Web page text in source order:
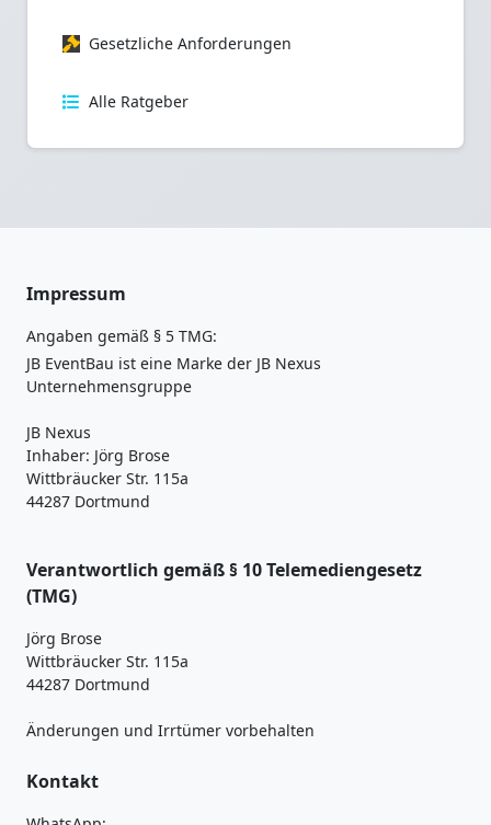
Gesetzliche Anforderungen
Alle Ratgeber
Impressum
Angaben gemäß § 5 TMG:
JB EventBau ist eine Marke der JB Nexus
Unternehmensgruppe
JB Nexus
Inhaber: Jörg Brose
Wittbräucker Str. 115a
44287 Dortmund
Verantwortlich gemäß § 10 Telemediengesetz
(TMG)
Jörg Brose
Wittbräucker Str. 115a
44287 Dortmund
Änderungen und Irrtümer vorbehalten
Kontakt